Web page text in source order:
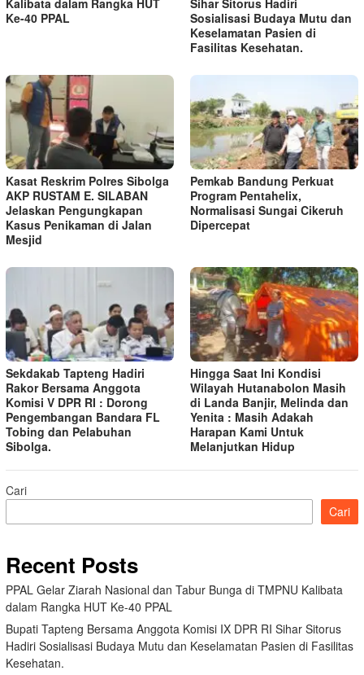
Ke-40 PPAL
Sosialisasi Budaya Mutu dan
Keselamatan Pasien di
Fasilitas Kesehatan.
Kasat Reskrim Polres Sibolga
AKP RUSTAM E. SILABAN
Jelaskan Pengungkapan
Kasus Penikaman di Jalan
Mesjid
Pemkab Bandung Perkuat
Program Pentahelix,
Normalisasi Sungai Cikeruh
Dipercepat
Sekdakab Tapteng Hadiri
Rakor Bersama Anggota
Komisi V DPR RI : Dorong
Pengembangan Bandara FL
Tobing dan Pelabuhan
Sibolga.
Hingga Saat Ini Kondisi
Wilayah Hutanabolon Masih
di Landa Banjir, Melinda dan
Yenita : Masih Adakah
Harapan Kami Untuk
Melanjutkan Hidup
Cari
Cari
Recent Posts
PPAL Gelar Ziarah Nasional dan Tabur Bunga di TMPNU Kalibata
dalam Rangka HUT Ke-40 PPAL
Bupati Tapteng Bersama Anggota Komisi IX DPR RI Sihar Sitorus
Hadiri Sosialisasi Budaya Mutu dan Keselamatan Pasien di Fasilitas
Kesehatan.